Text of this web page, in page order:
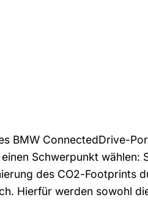
BMW ConnectedDrive-
Schwerpunkt wählen:
des CO2-Footprints
Hierfür werden sowohl